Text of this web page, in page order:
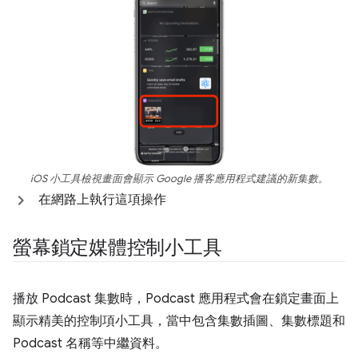
iOS 小工具檢視畫面會顯示 Google 播客應用程式建議的新集數。
在網路上執行這項操作
螢幕鎖定媒體控制小工具
播放 Podcast 集數時，Podcast 應用程式會在鎖定畫面上
顯示精美的控制項小工具，當中包含集數插圖、集數標題和
Podcast 名稱等中繼資料。